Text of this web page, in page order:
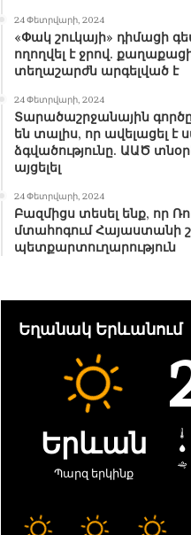
24 Փետրվարի, 2024
«Փակ շուկայի» դիմացի
ողողվել է ջրով.
տեղաշարժն արգելված է
24 Փետրվարի, 2024
Տարածաշրջանային
են տալիս, որ ավելացել է
ձգվածությունը. ԱԱԾ
այցելել
24 Փետրվարի, 2024
Բազմիցս տեսել ենք, որ
մտահոգում Հայաստանի
պետքարտուղարություն
Եղանակ Երևանում
Երևան
Պարզ երկինք